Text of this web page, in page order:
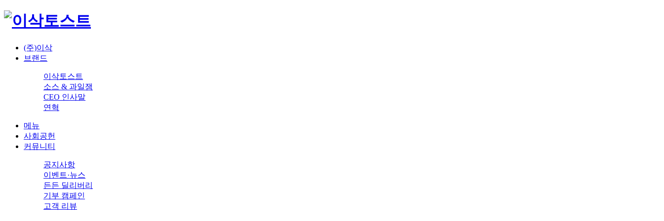
(주)이삭
브랜드
이삭토스트
소스 & 과일잼
CEO 인사말
연혁
메뉴
사회공헌
커뮤니티
공지사항
이벤트·뉴스
든든 딜리버리
기부 캠페인
고객 리뷰